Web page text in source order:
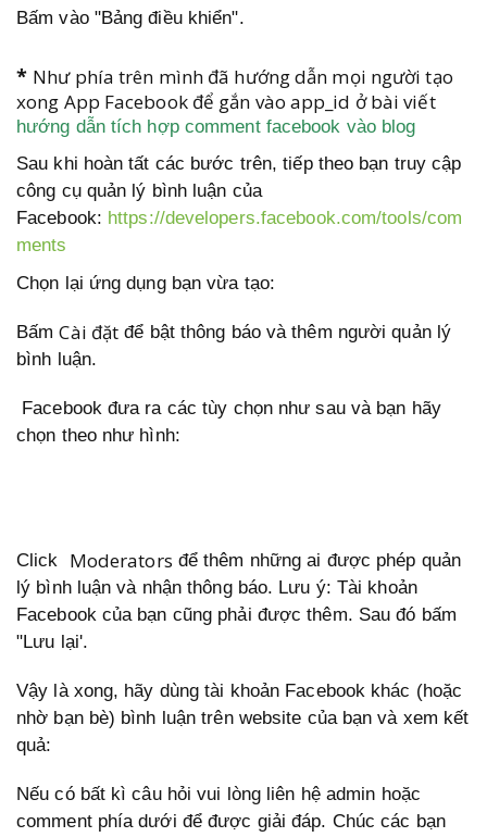
Bấm vào "Bảng điều khiển".
* Như phía trên mình đã hướng dẫn mọi người tạo
xong App Facebook để gắn vào app_id ở bài viết
hướng dẫn tích hợp comment facebook vào blog
Sau khi hoàn tất các bước trên, tiếp theo bạn truy cập
công cụ quản lý bình luận của
Facebook: https://developers.facebook.com/tools/com
ments
Chọn lại ứng dụng bạn vừa tạo:
BấmCài đặt để bật thông báo và thêm người quản lý
bình luận.
Facebook đưa ra các tùy chọn như sau và bạn hãy
chọn theo như hình:
Click Moderators để thêm những ai được phép quản
lý bình luận và nhận thông báo. Lưu ý: Tài khoản
Facebook của bạn cũng phải được thêm. Sau đó bấm
"Lưu lại'.
Vậy là xong, hãy dùng tài khoản Facebook khác (hoặc
nhờ bạn bè) bình luận trên website của bạn và xem kết
quả:
Nếu có bất kì câu hỏi vui lòng liên hệ admin hoặc
comment phía dưới để được giải đáp. Chúc các bạn